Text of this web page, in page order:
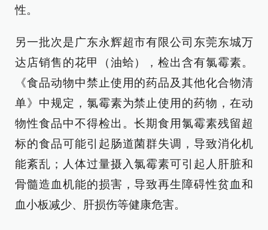
性。
另一批次是广东永辉超市有限公司东莞东城万
达店销售的花甲（油蛤），检出含有氯霉素。
《食品动物中禁止使用的药品及其他化合物清
单》中规定，氯霉素为禁止使用的药物，在动
物性食品中不得检出。长期食用氯霉素残留超
标的食品可能引起肠道菌群失调，导致消化机
能紊乱；人体过量摄入氯霉素可引起人肝脏和
骨髓造血机能的损害，导致再生障碍性贫血和
血小板减少、肝损伤等健康危害。